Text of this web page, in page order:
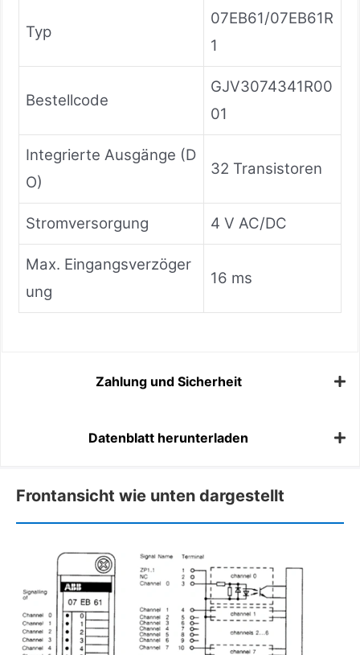
Typ
07EB61/07EB61R
1
Bestellcode
GJV3074341R00
01
Integrierte Ausgänge (D
O)
32 Transistoren
Stromversorgung 4 V AC/DC
Max. Eingangsverzöger
ung
16 ms
Zahlung und Sicherheit
Datenblatt herunterladen
Frontansicht wie unten dargestellt